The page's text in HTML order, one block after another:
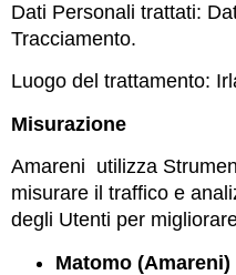
Dati Personali trattati:
Tracciamento.
Luogo del trattamento:
Misurazione
Amareni utilizza
misurare il traffico e
degli Utenti per
Matomo (Amareni)